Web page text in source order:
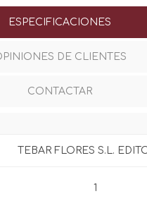
ESPECIFICACIONES
DE CLIENTES
CONTACTAR
TEBAR FLORES S.L.
1